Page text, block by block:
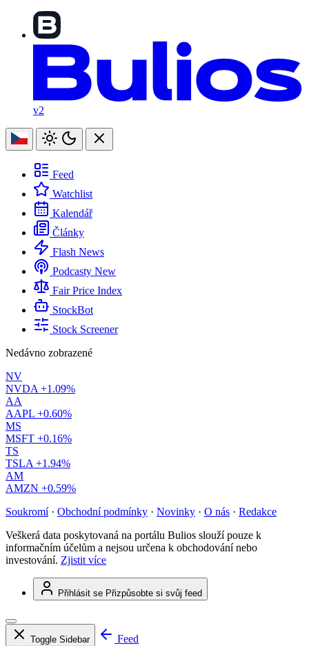
v2
Feed
Watchlist
Kalendář
Články
Flash News
Podcasty New
Fair Price Index
StockBot
Stock Screener
Nedávno zobrazené
NV
NVDA +1.09%
AA
AAPL +0.60%
MS
MSFT +0.16%
TS
TSLA +1.94%
AM
AMZN +0.59%
Soukromí · Obchodní podmínky · Novinky · O nás · Redakce
Veškerá data poskytovaná na portálu Bulios slouží pouze k
informačním účelům a nejsou určena k obchodování nebo
investování. Zjistit více
Přihlásit se Přizpůsobte si svůj feed
Toggle Sidebar
Feed